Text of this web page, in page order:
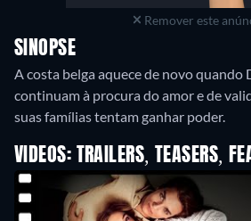
Remover este
SINOPSE
A costa belga aquece de novo quando
continuam à procura do amor e de
suas famílias tentam ganhar poder.
VIDEOS: TRAILERS, TEASERS,